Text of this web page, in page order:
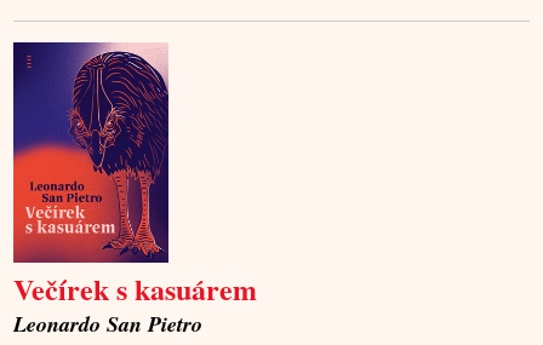
Večírek s kasuárem
Leonardo San Pietro